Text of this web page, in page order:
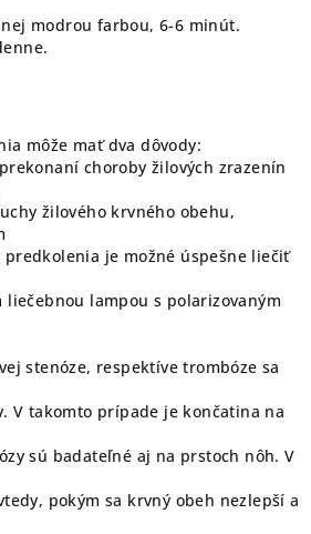
modrou farbou, 6-6 minút.
môže mať dva dôvody:
choroby žilových zrazenín
žilového krvného obehu,
je možné úspešne liečiť
lampou s polarizovaným
stenóze, respektíve trombóze sa
V takomto prípade je končatina na
sú badateľné aj na prstoch nôh. V
pokým sa krvný obeh nezlepší a